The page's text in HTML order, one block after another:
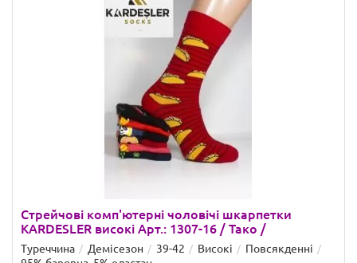
Стрейчові комп'ютерні чоловічі шкарпетки
KARDESLER високі Арт.: 1307-16 / Тако /
Туреччина Демісезон 39-42 Високі
Повсякденні